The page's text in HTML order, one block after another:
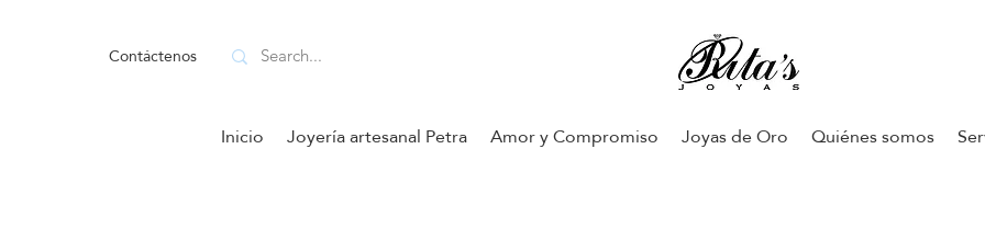
Contáctenos
Inicio Joyería artesanal Petra Amor y Compromiso Joyas de Oro Quiénes somos